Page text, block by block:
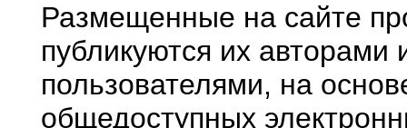
Размещенные на сайте
публикуются их авторами
пользователями, на
общедоступных